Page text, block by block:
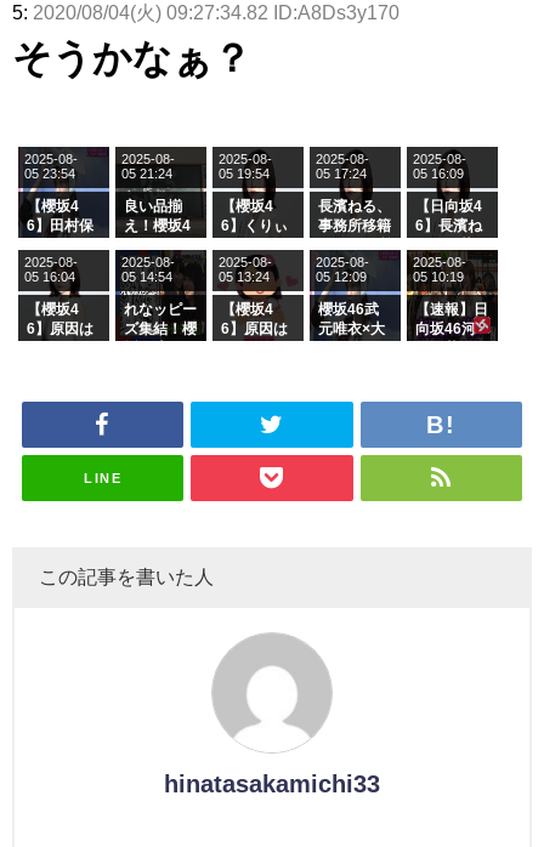
5: 2020/08/04(火) 09:27:34.82 ID:A8Ds3y170
そうかなぁ？
【櫻坂4
6】田村保
ージを脱い
でいた理由
2025-08-
05 23:54
良い品揃
え！櫻坂4
グル『Mak
e or Brea
k』オフィ
シャルグッ
ズ絶賛販売
2025-08-
05 21:24
【櫻坂4
6】くりぃ
の2人を手
玉に取る大
沼晶保【く
りぃむナン
タラ】
2025-08-
05 19:54
長濱ねる、
事務所移籍
属を発表
2025-08-
05 17:24
【日向坂4
6】長濱ね
ら移籍しフ
ラーム所属
に。これで
事務所に所
属している
がこちら
2025-08-
05 16:09
【櫻坂4
6】原因は
ざわつかせ
2025-08-
05 16:04
れなッピー
ズ集結！櫻
「ラヴィッ
スタジオ出
2025-08-
05 14:54
【櫻坂4
6】原因は
ざわつかせ
2025-08-
05 13:24
櫻坂46武
元唯衣×大
さんに恐怖
ナンタラ】
2025-08-
05 12:09
【速報】日
向坂46河
2025-08-
05 10:19
LINE
この記事を書いた人
hinatasakamichi33